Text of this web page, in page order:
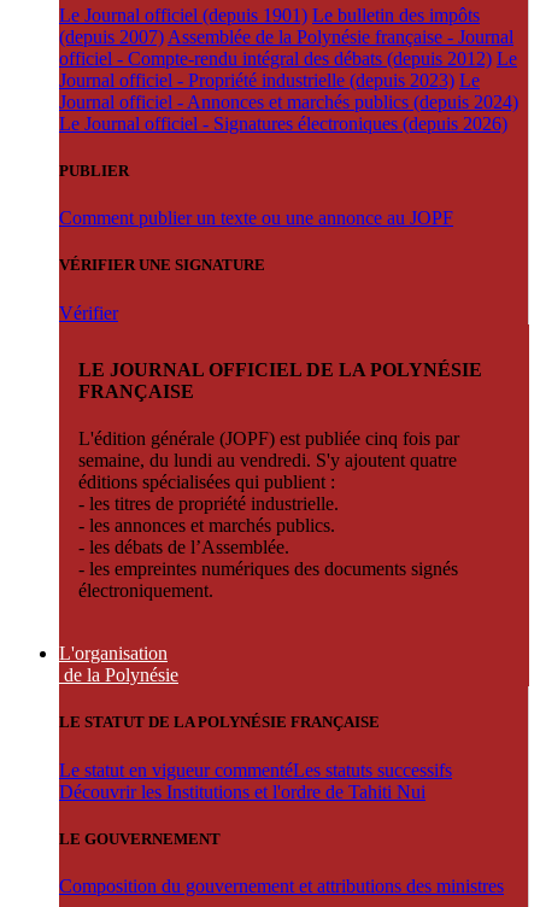
Le Journal officiel (depuis 1901) Le bulletin des impôts
(depuis 2007) Assemblée de la Polynésie française - Journal
officiel - Compte-rendu intégral des débats (depuis 2012) Le
Journal officiel - Propriété industrielle (depuis 2023) Le
Journal officiel - Annonces et marchés publics (depuis 2024)
Le Journal officiel - Signatures électroniques (depuis 2026)
PUBLIER
Comment publier un texte ou une annonce au JOPF
VÉRIFIER UNE SIGNATURE
Vérifier
LE JOURNAL OFFICIEL DE LA POLYNÉSIE
FRANÇAISE
L'édition générale (JOPF) est publiée cinq fois par
semaine, du lundi au vendredi. S'y ajoutent quatre
éditions spécialisées qui publient :
- les titres de propriété industrielle.
- les annonces et marchés publics.
- les débats de l’Assemblée.
- les empreintes numériques des documents signés
électroniquement.
L'organisation
de la Polynésie
LE STATUT DE LA POLYNÉSIE FRANÇAISE
Le statut en vigueur commentéLes statuts successifs
Découvrir les Institutions et l'ordre de Tahiti Nui
LE GOUVERNEMENT
Composition du gouvernement et attributions des ministres